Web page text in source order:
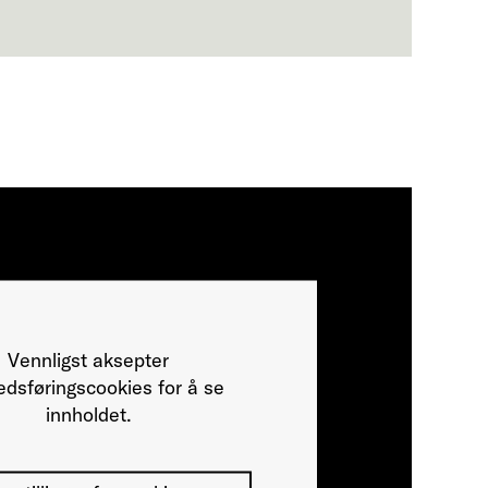
Vennligst aksepter
for å se
innholdet.